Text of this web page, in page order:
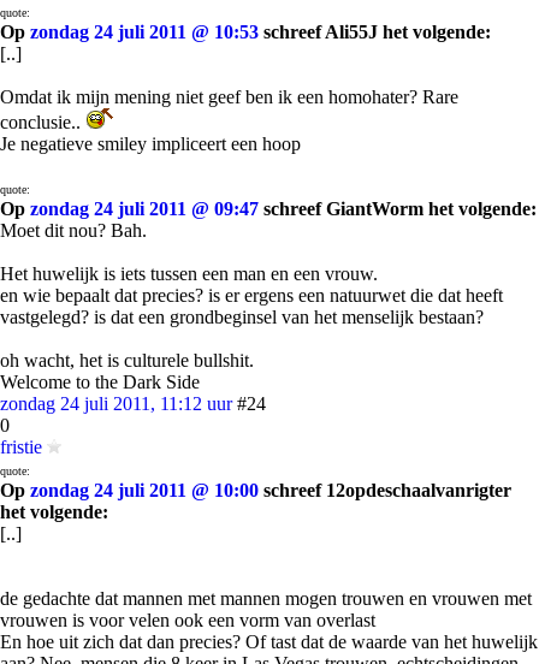
quote:
Op zondag 24 juli 2011 @ 10:53 schreef Ali55J het volgende:
[..]
Omdat ik mijn mening niet geef ben ik een homohater? Rare
conclusie..
Je negatieve smiley impliceert een hoop
quote:
Op zondag 24 juli 2011 @ 09:47 schreef GiantWorm het volgende:
Moet dit nou? Bah.
Het huwelijk is iets tussen een man en een vrouw.
en wie bepaalt dat precies? is er ergens een natuurwet die dat heeft
vastgelegd? is dat een grondbeginsel van het menselijk bestaan?
oh wacht, het is culturele bullshit.
Welcome to the Dark Side
zondag 24 juli 2011, 11:12 uur #24
0
fristie
quote:
Op zondag 24 juli 2011 @ 10:00 schreef 12opdeschaalvanrigter
het volgende:
[..]
de gedachte dat mannen met mannen mogen trouwen en vrouwen met
vrouwen is voor velen ook een vorm van overlast
En hoe uit zich dat dan precies? Of tast dat de waarde van het huwelijk